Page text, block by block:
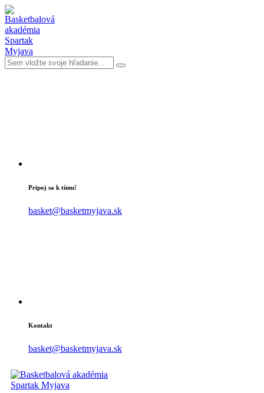
Pripoj sa k tímu!
basket@basketmyjava.sk
Kontakt
basket@basketmyjava.sk